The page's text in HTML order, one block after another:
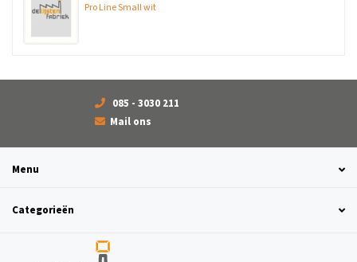
Pro Line Small wit
085 - 3030 211
Mail ons
Menu
Categorieën